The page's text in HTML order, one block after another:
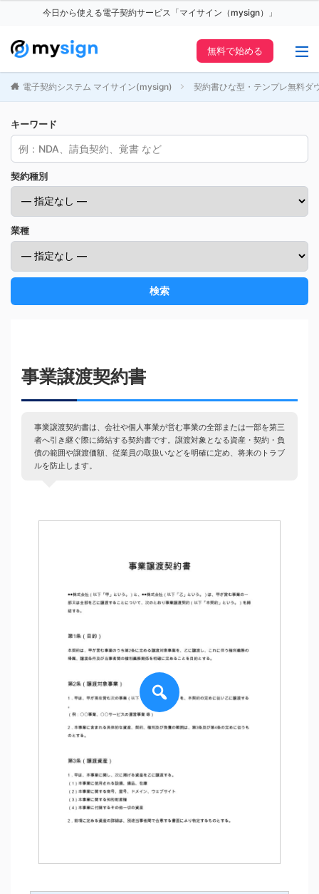
今日から使える電子契約サービス「マイサイン（mysign）」
無料で始める
電子契約システム マイサイン(mysign) 契約書ひな型・テンプレ無料ダ
キーワード
契約種別
業種
検索
事業譲渡契約書
事業譲渡契約書は、会社や個人事業が営む事業の全部または一部を第三
者へ引き継ぐ際に締結する契約書です。譲渡対象となる資産・契約・負
債の範囲や譲渡価額、従業員の取扱いなどを明確に定め、将来のトラブ
ルを防止します。